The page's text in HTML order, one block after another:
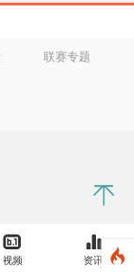
视频 资讯
联赛专题